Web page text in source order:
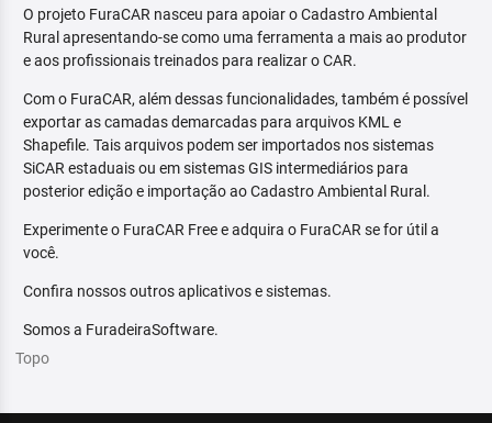
O projeto FuraCAR nasceu para apoiar o Cadastro Ambiental
Rural apresentando-se como uma ferramenta a mais ao produtor
e aos profissionais treinados para realizar o CAR.
Com o FuraCAR, além dessas funcionalidades, também é possível
exportar as camadas demarcadas para arquivos KML e
Shapefile. Tais arquivos podem ser importados nos sistemas
SiCAR estaduais ou em sistemas GIS intermediários para
posterior edição e importação ao Cadastro Ambiental Rural.
Experimente o FuraCAR Free e adquira o FuraCAR se for útil a
você.
Confira nossos outros aplicativos e sistemas.
Somos a FuradeiraSoftware.
Topo